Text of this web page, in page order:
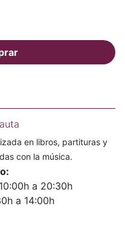
en libros, partituras y
con la música.
a 20:30h
a 14:00h